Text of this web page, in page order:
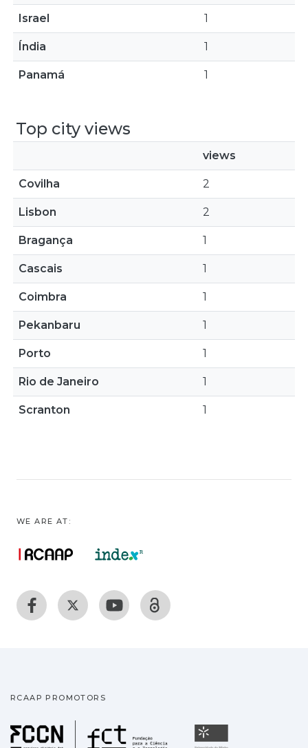
Israel 1
Índia 1
Panamá 1
Top city views
views
Covilha 2
Lisbon 2
Bragança 1
Cascais 1
Coimbra 1
Pekanbaru 1
Porto 1
Rio de Janeiro 1
Scranton 1
WE ARE AT:
RCAAP PROMOTORS
Fundação para a